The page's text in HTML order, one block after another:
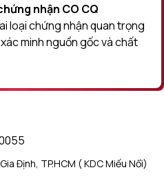
nhận CO CQ
loại chứng nhận quan trọng
minh nguồn gốc và chất
Định, TP.HCM ( KDC Miếu Nổi)